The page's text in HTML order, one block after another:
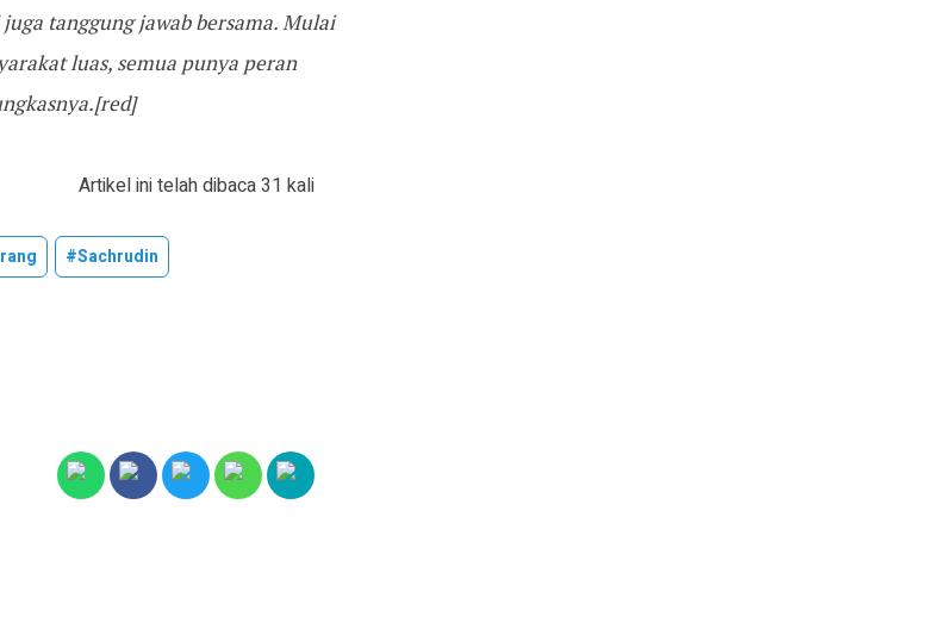
tanggung jawab bersama. Mulai
luas, semua punya peran
Artikel ini telah dibaca 31 kali
#sachrudin